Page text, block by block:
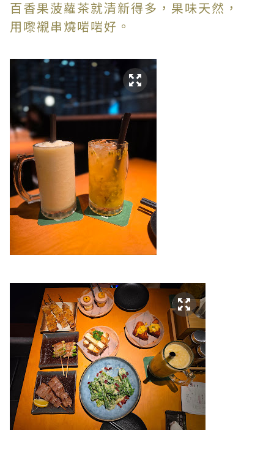
百香果菠蘿茶就清新得多，果味天然，
用嚟襯串燒啱啱好。